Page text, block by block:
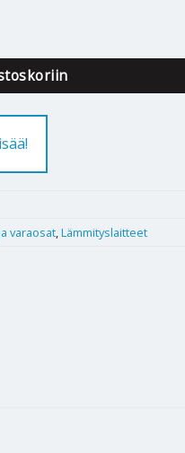
määrä
varaosat,Lämmityslaitteet